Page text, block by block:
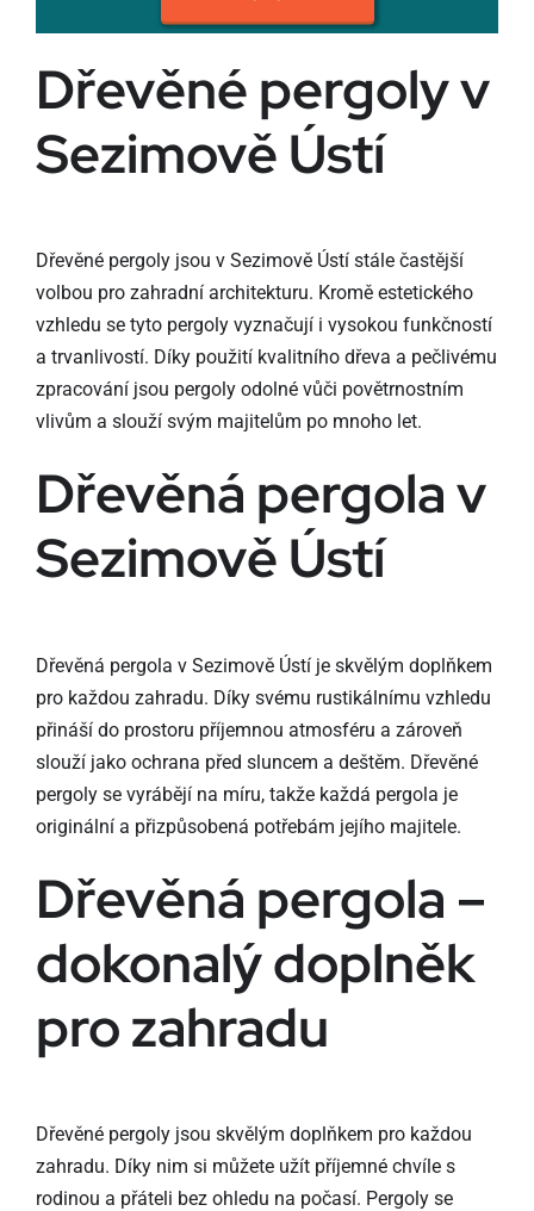
Dřevěné pergoly v
Sezimově Ústí
Dřevěné pergoly jsou v Sezimově Ústí stále častější
volbou pro zahradní architekturu. Kromě estetického
vzhledu se tyto pergoly vyznačují i vysokou funkčností
a trvanlivostí. Díky použití kvalitního dřeva a pečlivému
zpracování jsou pergoly odolné vůči povětrnostním
vlivům a slouží svým majitelům po mnoho let.
Dřevěná pergola v
Sezimově Ústí
Dřevěná pergola v Sezimově Ústí je skvělým doplňkem
pro každou zahradu. Díky svému rustikálnímu vzhledu
přináší do prostoru příjemnou atmosféru a zároveň
slouží jako ochrana před sluncem a deštěm. Dřevěné
pergoly se vyrábějí na míru, takže každá pergola je
originální a přizpůsobená potřebám jejího majitele.
Dřevěná pergola –
dokonalý doplněk
pro zahradu
Dřevěné pergoly jsou skvělým doplňkem pro každou
zahradu. Díky nim si můžete užít příjemné chvíle s
rodinou a přáteli bez ohledu na počasí. Pergoly se